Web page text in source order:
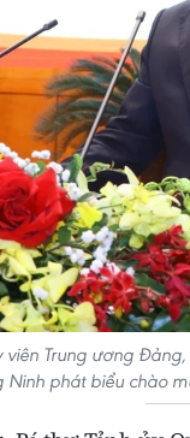
viên Trung ương
Ninh phát biểu chào